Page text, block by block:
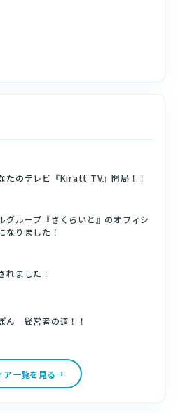
たのテレビ『Kiratt TV』開局！！
グループ『さくらいと』のオフィシ
なりました！
れました！
ん 経営者の道！！
ア一覧を見る